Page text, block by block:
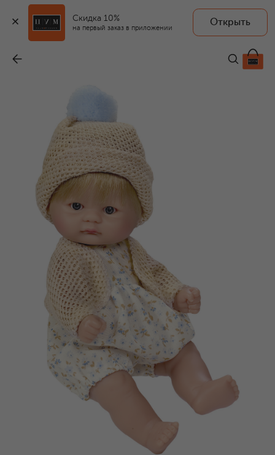
Скидка 10%
на первый заказ в приложении
Открыть
ASI